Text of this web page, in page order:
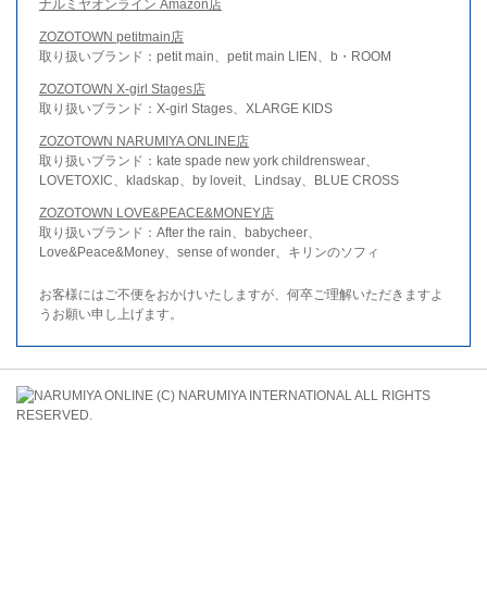
ナルミヤオンライン Amazon店
ZOZOTOWN petitmain店
取り扱いブランド：petit main、petit main LIEN、b・ROOM
ZOZOTOWN X-girl Stages店
取り扱いブランド：X-girl Stages、XLARGE KIDS
ZOZOTOWN NARUMIYA ONLINE店
取り扱いブランド：kate spade new york childrenswear、
LOVETOXIC、kladskap、by loveit、Lindsay、BLUE CROSS
ZOZOTOWN LOVE&PEACE&MONEY店
取り扱いブランド：After the rain、babycheer、
Love&Peace&Money、sense of wonder、キリンのソフィ
お客様にはご不便をおかけいたしますが、何卒ご理解いただきますよ
うお願い申し上げます。